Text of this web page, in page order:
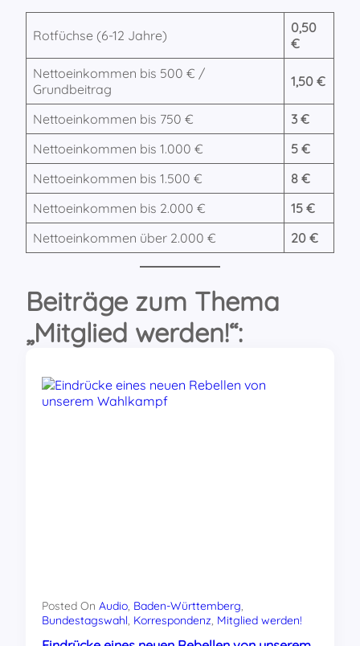
Rotfüchse (6-12 Jahre)
0,50
€
Nettoeinkommen bis 500 € /
Grundbeitrag
1,50 €
Nettoeinkommen bis 750 €
3 €
Nettoeinkommen bis 1.000 €
5 €
Nettoeinkommen bis 1.500 €
8 €
Nettoeinkommen bis 2.000 €
15 €
Nettoeinkommen über 2.000 €
20 €
Beiträge zum Thema
„Mitglied werden!“:
Posted On Audio Baden-Württemberg
Bundestagswahl Korrespondenz Mitglied werden!